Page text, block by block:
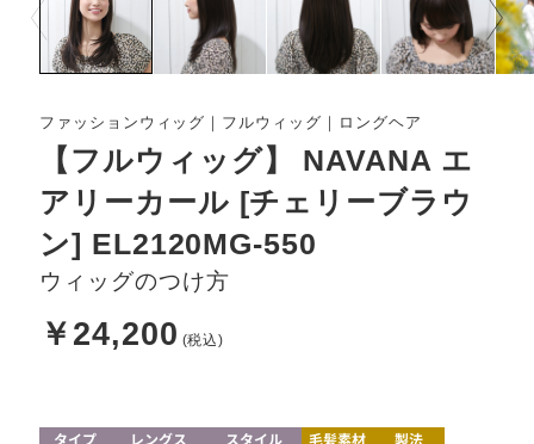
【フルウィッグ】 NAVANA エ
アリーカール [チェリーブラウ
ン] EL2120MG-550
ファッションウィッグ｜フルウィッグ｜ロングヘア
ウィッグのつけ方
￥24,200